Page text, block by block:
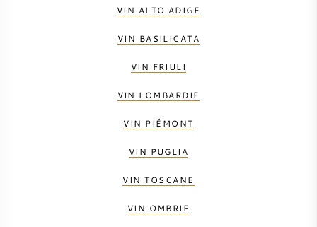
VIN ALTO ADIGE
VIN BASILICATA
VIN FRIULI
VIN LOMBARDIE
VIN PIÉMONT
VIN PUGLIA
VIN TOSCANE
VIN OMBRIE